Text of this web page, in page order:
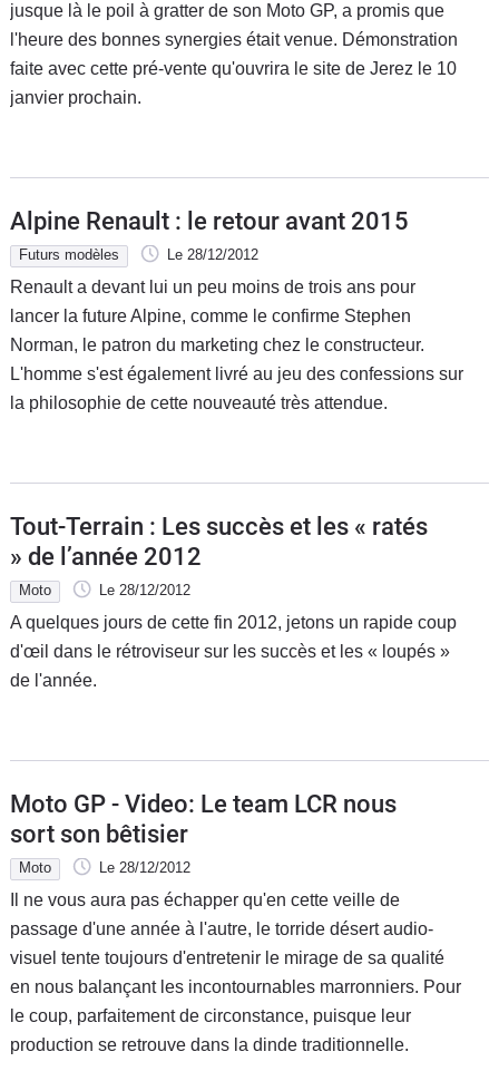
jusque là le poil à gratter de son Moto GP, a promis que
l'heure des bonnes synergies était venue. Démonstration
faite avec cette pré-vente qu'ouvrira le site de Jerez le 10
janvier prochain.
Alpine Renault : le retour avant 2015
Futurs modèles Le 28/12/2012
Renault a devant lui un peu moins de trois ans pour
lancer la future Alpine, comme le confirme Stephen
Norman, le patron du marketing chez le constructeur.
L'homme s'est également livré au jeu des confessions sur
la philosophie de cette nouveauté très attendue.
Tout-Terrain : Les succès et les « ratés
» de l’année 2012
Moto Le 28/12/2012
A quelques jours de cette fin 2012, jetons un rapide coup
d'œil dans le rétroviseur sur les succès et les « loupés »
de l'année.
Moto GP - Video: Le team LCR nous
sort son bêtisier
Moto Le 28/12/2012
Il ne vous aura pas échapper qu'en cette veille de
passage d'une année à l'autre, le torride désert audio-
visuel tente toujours d'entretenir le mirage de sa qualité
en nous balançant les incontournables marronniers. Pour
le coup, parfaitement de circonstance, puisque leur
production se retrouve dans la dinde traditionnelle.